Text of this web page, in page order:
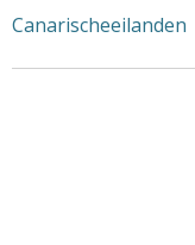
Canarischeeilanden